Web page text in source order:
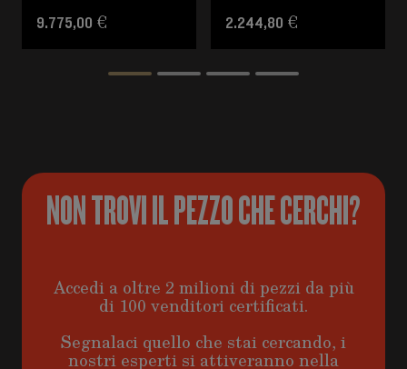
9.775,00 € 2.244,80 €
NON TROVI IL PEZZO CHE CERCHI?
Accedi a oltre 2 milioni di pezzi da più
di 100 venditori certificati.
Segnalaci quello che stai cercando, i
nostri esperti si attiveranno nella